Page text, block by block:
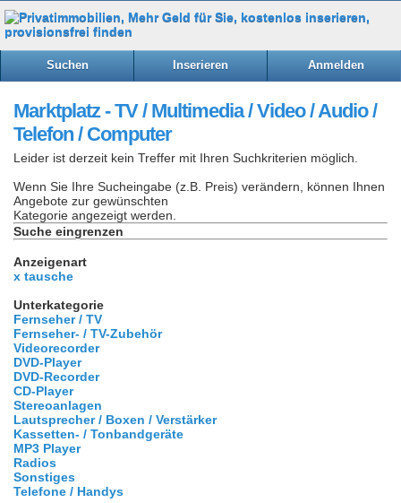
Suchen Inserieren Anmelden
Marktplatz - TV / Multimedia / Video / Audio /
Telefon / Computer
Leider ist derzeit kein Treffer mit Ihren Suchkriterien möglich.
Wenn Sie Ihre Sucheingabe (z.B. Preis) verändern, können Ihnen
Angebote zur gewünschten
Kategorie angezeigt werden.
Suche eingrenzen
Anzeigenart
x tausche
Unterkategorie
Fernseher / TV
Fernseher- / TV-Zubehör
Videorecorder
DVD-Player
DVD-Recorder
CD-Player
Stereoanlagen
Lautsprecher / Boxen / Verstärker
Kassetten- / Tonbandgeräte
MP3 Player
Radios
Sonstiges
Telefone / Handys